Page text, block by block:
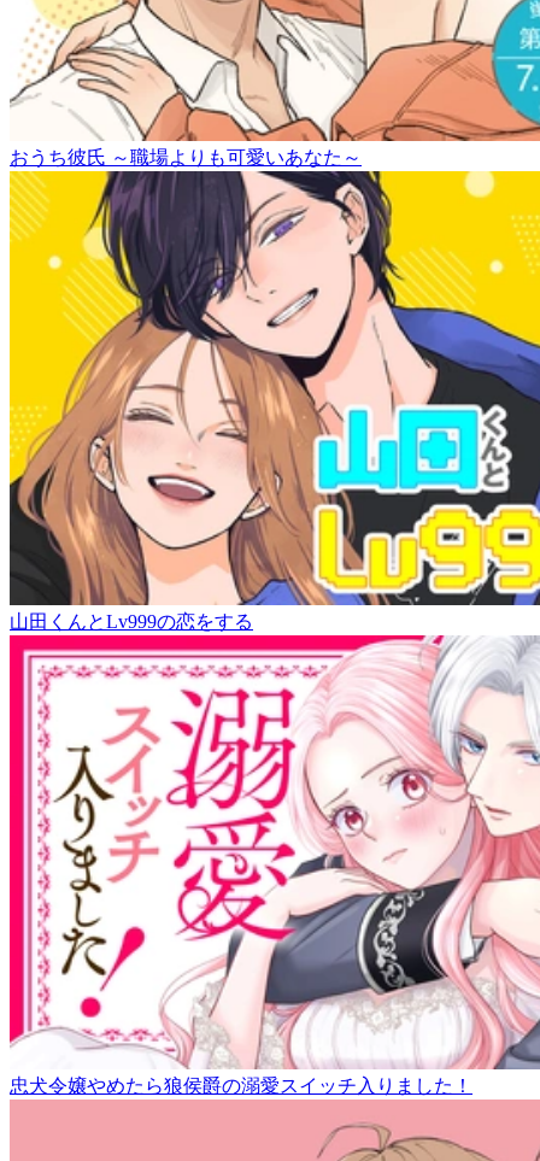
おうち彼氏 ～職場よりも可愛いあなた～
山田くんとLv999の恋をする
忠犬令嬢やめたら狼侯爵の溺愛スイッチ入りました！